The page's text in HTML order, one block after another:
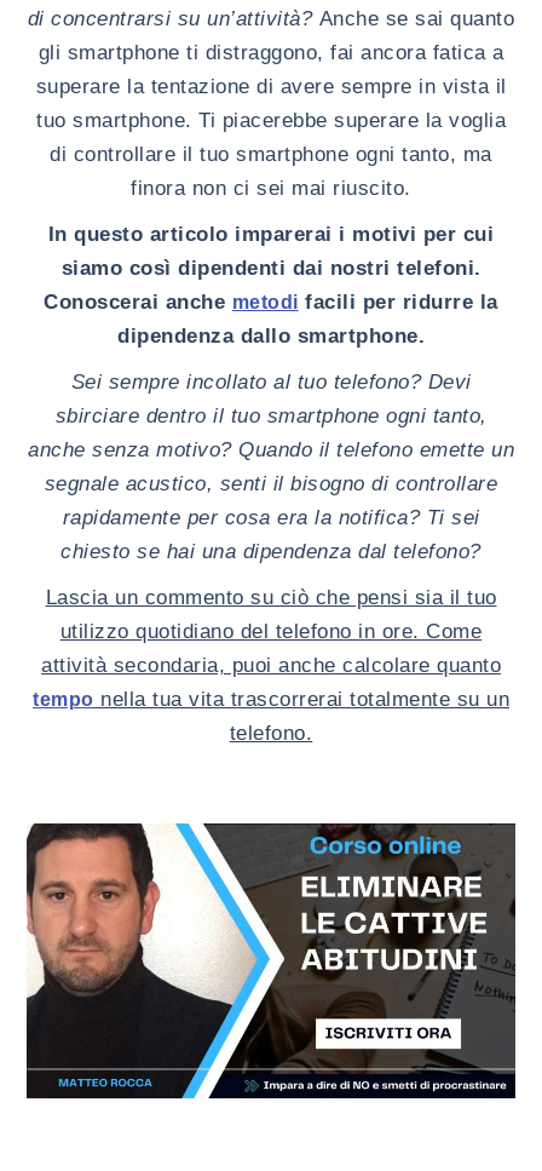
di concentrarsi su un’attività? Anche se sai quanto
gli smartphone ti distraggono, fai ancora fatica a
superare la tentazione di avere sempre in vista il
tuo smartphone. Ti piacerebbe superare la voglia
di controllare il tuo smartphone ogni tanto, ma
finora non ci sei mai riuscito.
In questo articolo imparerai i motivi per cui
siamo così dipendenti dai nostri telefoni.
Conoscerai anche metodi facili per ridurre la
dipendenza dallo smartphone.
Sei sempre incollato al tuo telefono? Devi
sbirciare dentro il tuo smartphone ogni tanto,
anche senza motivo? Quando il telefono emette un
segnale acustico, senti il bisogno di controllare
rapidamente per cosa era la notifica? Ti sei
chiesto se hai una dipendenza dal telefono?
Lascia un commento su ciò che pensi sia il tuo
utilizzo quotidiano del telefono in ore. Come
attività secondaria, puoi anche calcolare quanto
tempo nella tua vita trascorrerai totalmente su un
telefono.